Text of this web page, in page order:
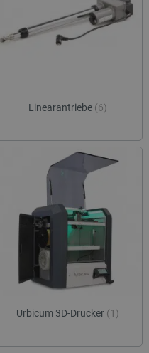
Linearantriebe (6)
Urbicum 3D-Drucker (1)